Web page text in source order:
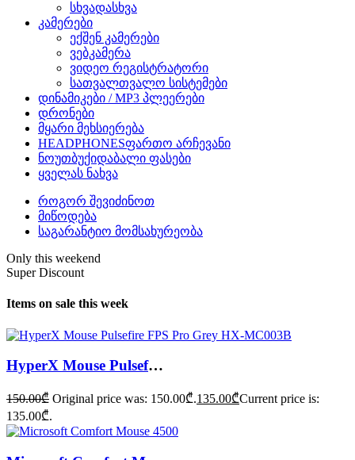
სხვადასხვა
კამერები
ექშენ კამერები
ვებკამერა
ვიდეო რეგისტრატორი
სათვალთვალო სისტემები
დინამიკები / MP3 პლეერები
დრონები
მყარი მეხსიერება
HEADPHONESფართო არჩევანი
ნოუთბუქიდაბალი ფასები
ყველას ნახვა
როგორ შევიძინოთ
მიწოდება
საგარანტიო მომსახურეობა
Only this weekend
Super Discount
Items on sale this week
HyperX Mouse Pulsefire FPS Pro Grey HX-MC003B
150.00₾ Original price was: 150.00₾.135.00₾Current price is:
135.00₾.